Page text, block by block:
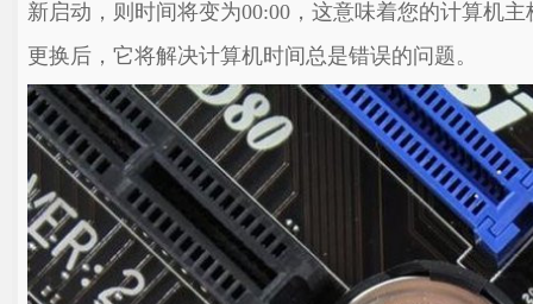
新启动，则时间将变为00:00，这意味着您的计算机
更换后，它将解决计算机时间总是错误的问题。